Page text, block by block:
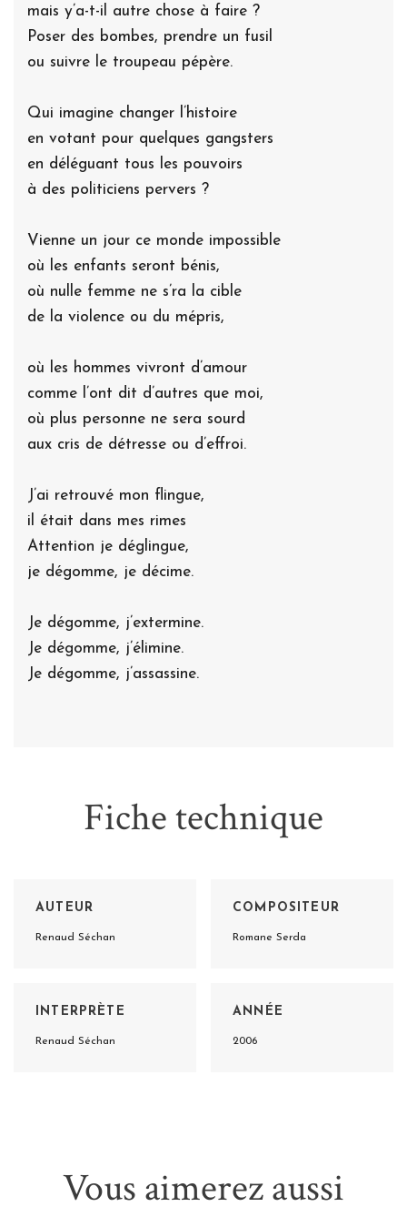
mais y’a-t-il autre chose à faire ?
Poser des bombes, prendre un fusil
ou suivre le troupeau pépère.
Qui imagine changer l’histoire
en votant pour quelques gangsters
en déléguant tous les pouvoirs
à des politiciens pervers ?
Vienne un jour ce monde impossible
où les enfants seront bénis,
où nulle femme ne s’ra la cible
de la violence ou du mépris,
où les hommes vivront d’amour
comme l’ont dit d’autres que moi,
où plus personne ne sera sourd
aux cris de détresse ou d’effroi.
J’ai retrouvé mon flingue,
il était dans mes rimes
Attention je déglingue,
je dégomme, je décime.
Je dégomme, j’extermine.
Je dégomme, j’élimine.
Je dégomme, j’assassine.
Fiche technique
AUTEUR
Renaud Séchan
COMPOSITEUR
Romane Serda
INTERPRÈTE
Renaud Séchan
ANNÉE
2006
Vous aimerez aussi